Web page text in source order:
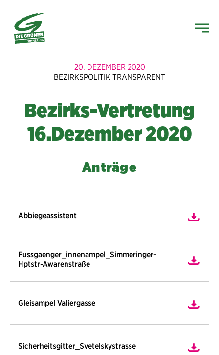
20. DEZEMBER 2020
BEZIRKSPOLITIK TRANSPARENT
Bezirks-Vertretung
16.Dezember 2020
Anträge
Abbiegeassistent
Fussgaenger_innenampel_Simmeringer-
Hptstr-Awarenstraße
Gleisampel Valiergasse
Sicherheitsgitter_Svetelskystrasse